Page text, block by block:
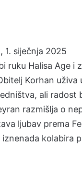
1. siječnja 2025
ruku Halisa Age i
Korhan uživa
ali radost
razmišlja o
ljubav prema
kolabira